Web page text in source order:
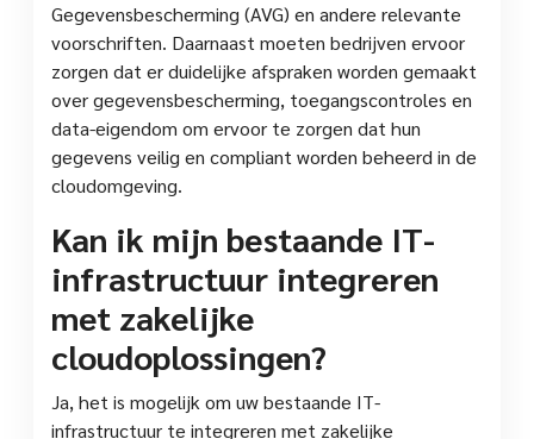
Gegevensbescherming (AVG) en andere relevante
voorschriften. Daarnaast moeten bedrijven ervoor
zorgen dat er duidelijke afspraken worden gemaakt
over gegevensbescherming, toegangscontroles en
data-eigendom om ervoor te zorgen dat hun
gegevens veilig en compliant worden beheerd in de
cloudomgeving.
Kan ik mijn bestaande IT-
infrastructuur integreren
met zakelijke
cloudoplossingen?
Ja, het is mogelijk om uw bestaande IT-
infrastructuur te integreren met zakelijke